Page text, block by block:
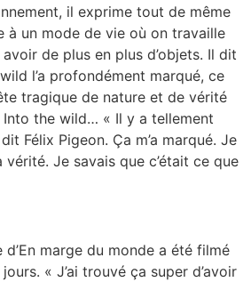
il exprime tout de même
à un mode de vie où on travaille
de plus en plus d’objets. Il dit
l’a profondément marqué, ce
tragique de nature et de vérité
Into the wild… « Il y a tellement
Félix Pigeon. Ça m’a marqué. Je
vérité. Je savais que c’était ce que
marge du monde a été filmé
« J’ai trouvé ça super d’avoir